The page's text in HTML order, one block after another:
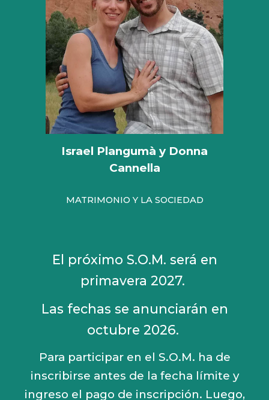
Israel Plangumà y Donna
Cannella
MATRIMONIO Y LA SOCIEDAD
El próximo S.O.M. será en
primavera 2027.
Las fechas se anunciarán en
octubre 2026.
Para participar en el S.O.M. ha de
inscribirse antes de la fecha límite y
ingreso el pago de inscripción. Luego,